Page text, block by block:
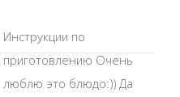
Инструкции по
приготовлению Очень
люблю это блюдо:)) Да